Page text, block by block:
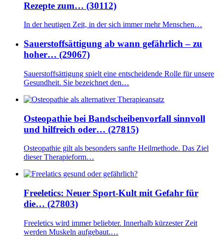
Rezepte zum… (30112)
In der heutigen Zeit, in der sich immer mehr Menschen…
Sauerstoffsättigung ab wann gefährlich – zu
hoher… (29067)
Sauerstoffsättigung spielt eine entscheidende Rolle für unsere
Gesundheit. Sie bezeichnet den…
Osteopathie bei Bandscheibenvorfall sinnvoll
und hilfreich oder… (27815)
Osteopathie gilt als besonders sanfte Heilmethode. Das Ziel
dieser Therapieform…
Freeletics: Neuer Sport-Kult mit Gefahr für
die… (27803)
Freeletics wird immer beliebter. Innerhalb kürzester Zeit
werden Muskeln aufgebaut.…